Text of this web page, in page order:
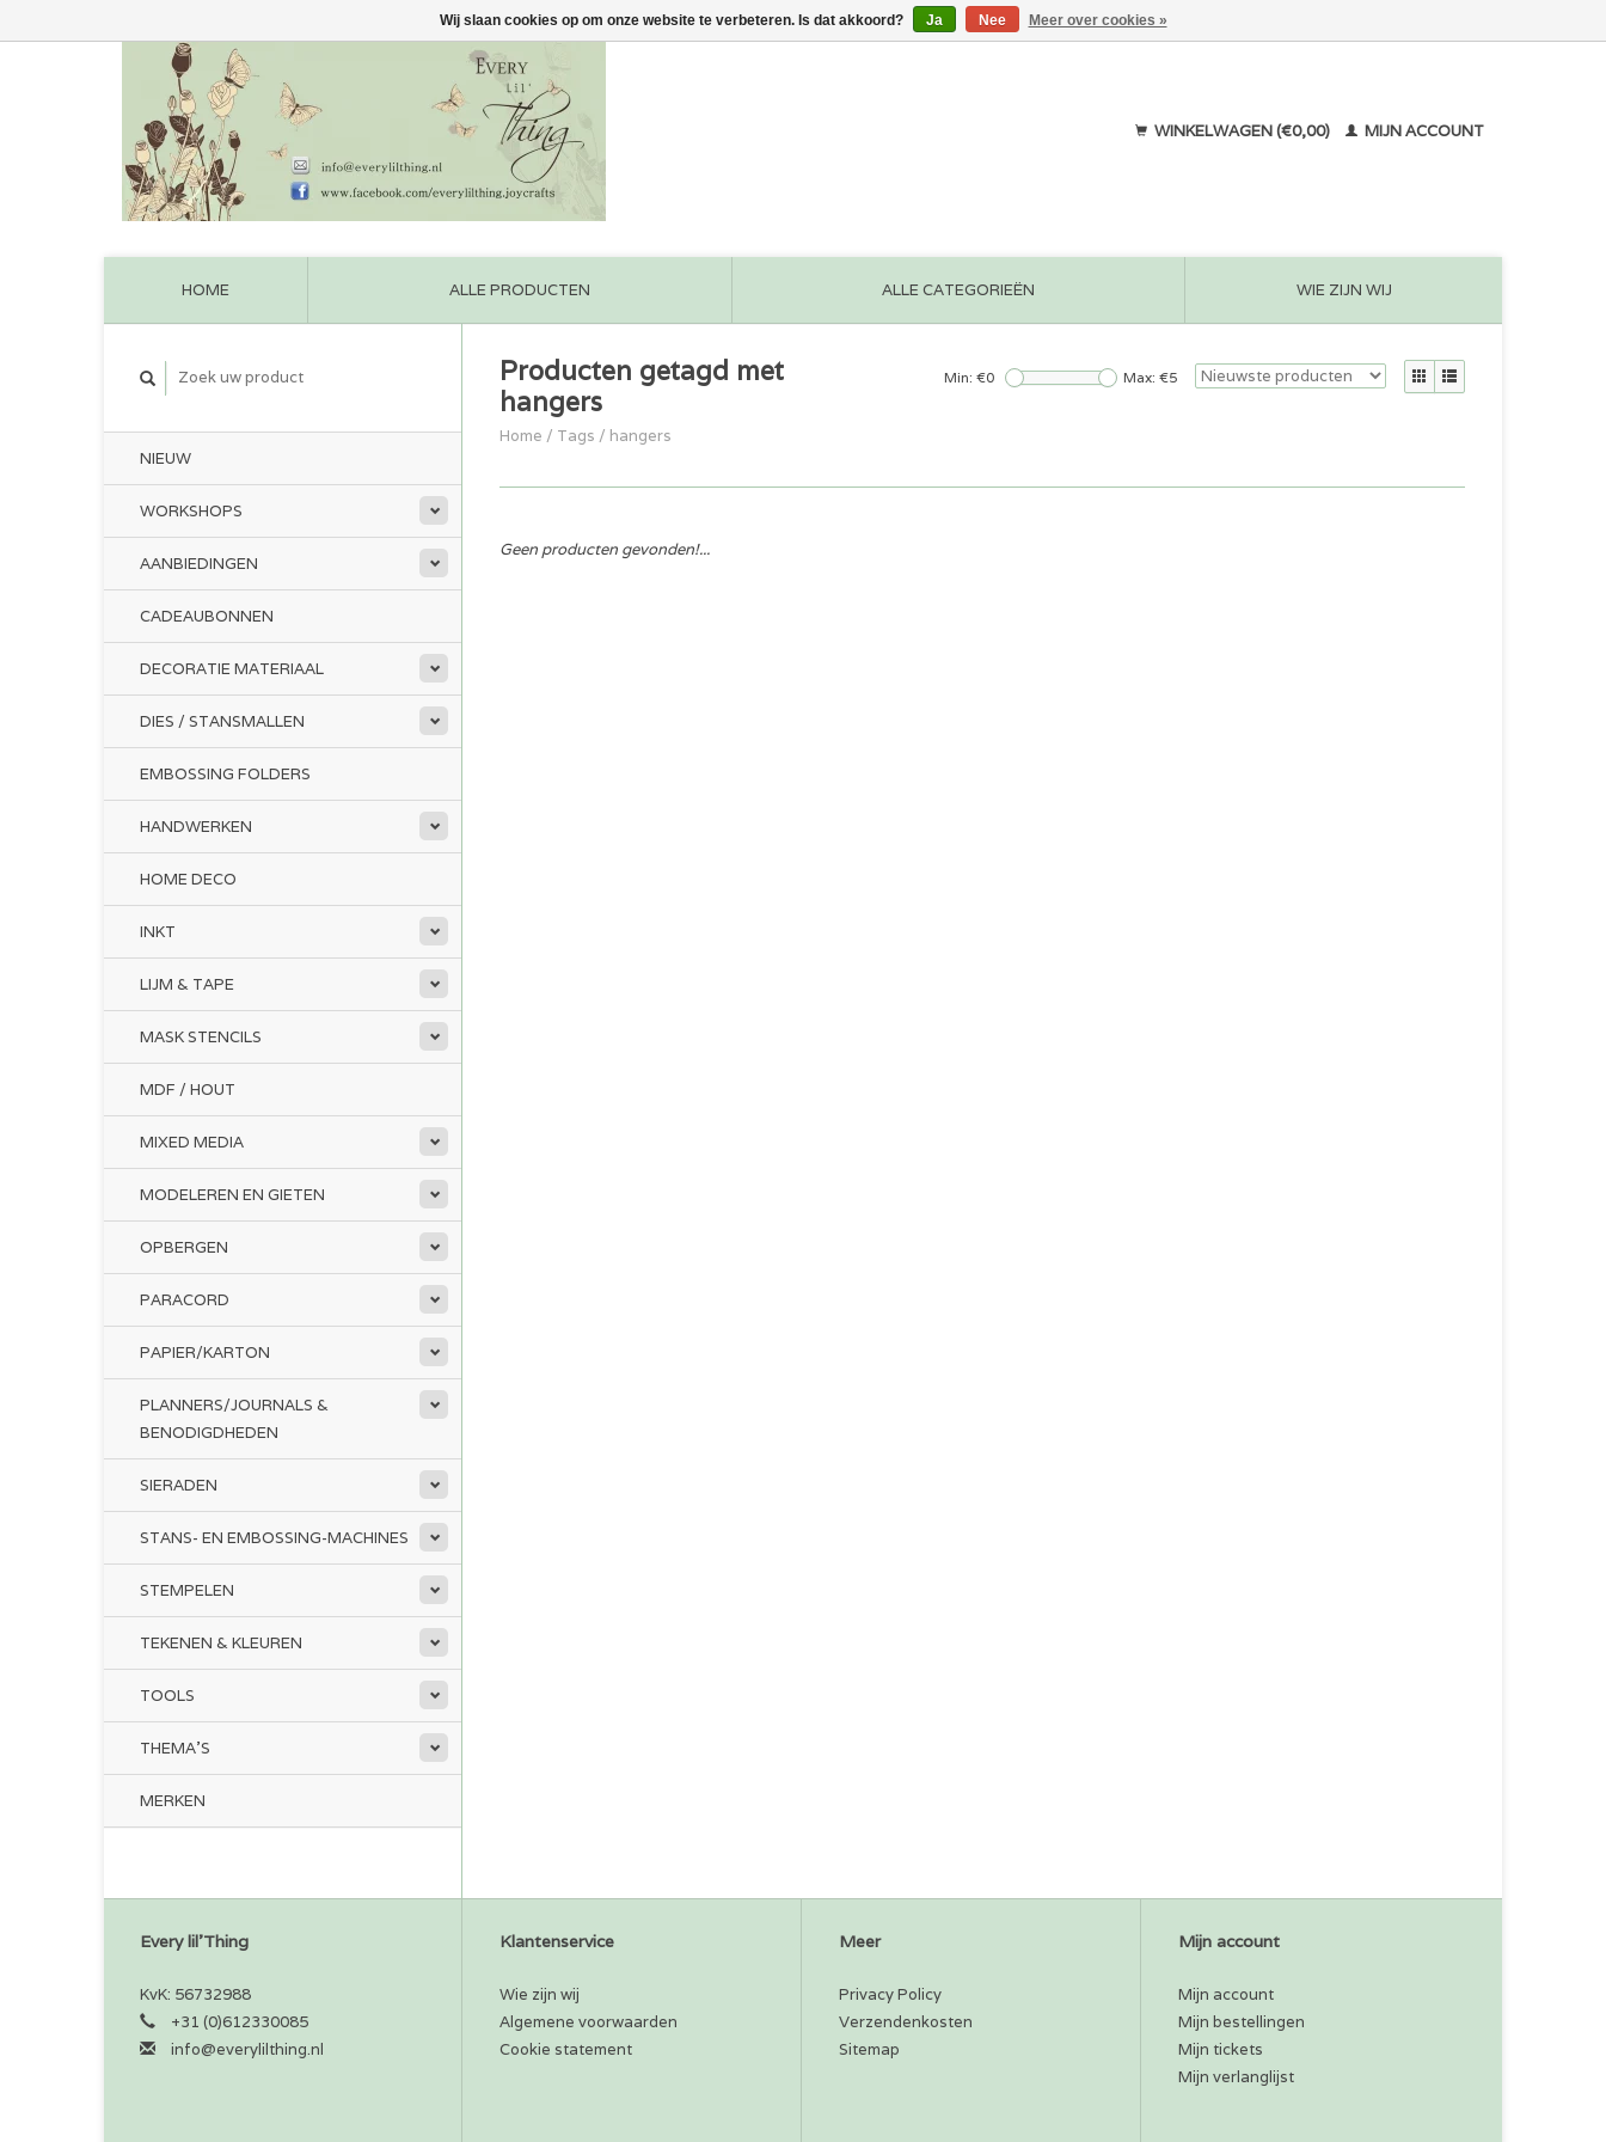
WINKELWAGEN (€0,00) MIJN ACCOUNT
HOME ALLE PRODUCTEN ALLE CATEGORIEËN WIE ZIJN WIJ
NIEUW
WORKSHOPS
AANBIEDINGEN
CADEAUBONNEN
DECORATIE MATERIAAL
DIES / STANSMALLEN
EMBOSSING FOLDERS
HANDWERKEN
HOME DECO
INKT
LIJM & TAPE
MASK STENCILS
MDF / HOUT
MIXED MEDIA
MODELEREN EN GIETEN
OPBERGEN
PARACORD
PAPIER/KARTON
PLANNERS/JOURNALS &
BENODIGDHEDEN
SIERADEN
STANS- EN EMBOSSING-MACHINES
STEMPELEN
TEKENEN & KLEUREN
TOOLS
THEMA'S
MERKEN
Producten getagd met
hangers
Home / Tags / hangers
Min: €0 Max: €5
Geen producten gevonden!...
Every lil'Thing
KvK: 56732988
+31 (0)612330085
info@everylilthing.nl
Klantenservice
Wie zijn wij
Algemene voorwaarden
Cookie statement
Meer
Privacy Policy
Verzendenkosten
Sitemap
Mijn account
Mijn account
Mijn bestellingen
Mijn tickets
Mijn verlanglijst
Wij slaan cookies op om onze website te verbeteren. Is dat akkoord? Ja Nee Meer over cookies »